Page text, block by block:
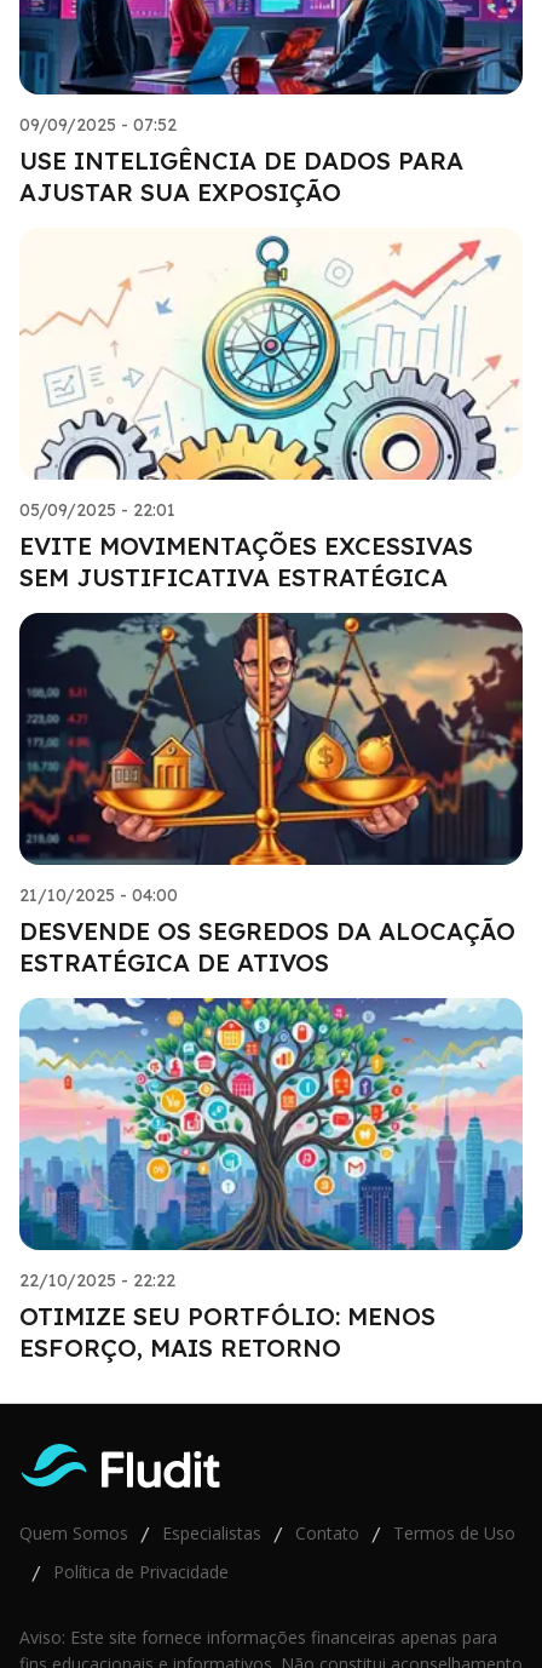
09/09/2025 - 07:52
USE INTELIGÊNCIA DE DADOS PARA
AJUSTAR SUA EXPOSIÇÃO
05/09/2025 - 22:01
EVITE MOVIMENTAÇÕES EXCESSIVAS
SEM JUSTIFICATIVA ESTRATÉGICA
21/10/2025 - 04:00
DESVENDE OS SEGREDOS DA ALOCAÇÃO
ESTRATÉGICA DE ATIVOS
22/10/2025 - 22:22
OTIMIZE SEU PORTFÓLIO: MENOS
ESFORÇO, MAIS RETORNO
Quem Somos / Especialistas / Contato / Termos de Uso
/ Política de Privacidade
Aviso: Este site fornece informações financeiras apenas para